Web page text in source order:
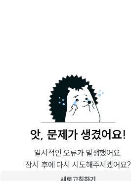
앗, 문제가 생겼어요!
일시적인 오류가 발생했어요.
잠시 후에 다시 시도해주시겠어요?